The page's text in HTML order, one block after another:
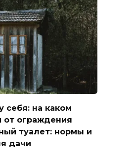
себя: на каком
от ограждения
туалет: нормы и
дачи